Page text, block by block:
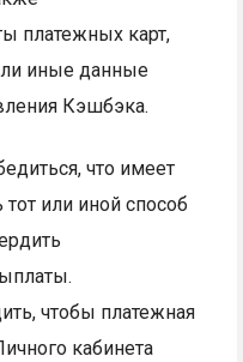
платежных карт,
иные данные
Кэшбэка.
что имеет
или иной способ
чтобы платежная
кабинета